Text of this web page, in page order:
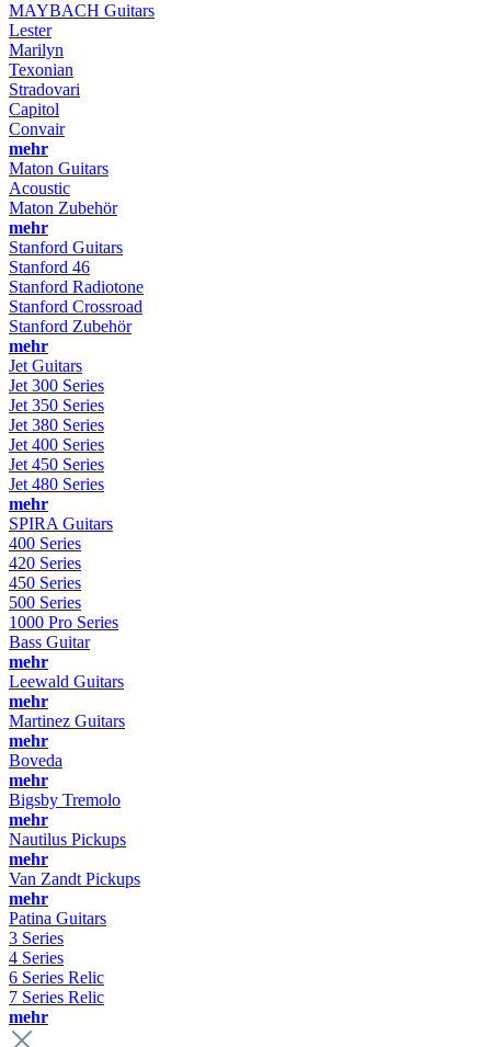
MAYBACH Guitars
Lester
Marilyn
Texonian
Stradovari
Capitol
Convair
mehr
Maton Guitars
Acoustic
Maton Zubehör
mehr
Stanford Guitars
Stanford 46
Stanford Radiotone
Stanford Crossroad
Stanford Zubehör
mehr
Jet Guitars
Jet 300 Series
Jet 350 Series
Jet 380 Series
Jet 400 Series
Jet 450 Series
Jet 480 Series
mehr
SPIRA Guitars
400 Series
420 Series
450 Series
500 Series
1000 Pro Series
Bass Guitar
mehr
Leewald Guitars
mehr
Martinez Guitars
mehr
Boveda
mehr
Bigsby Tremolo
mehr
Nautilus Pickups
mehr
Van Zandt Pickups
mehr
Patina Guitars
3 Series
4 Series
6 Series Relic
7 Series Relic
mehr